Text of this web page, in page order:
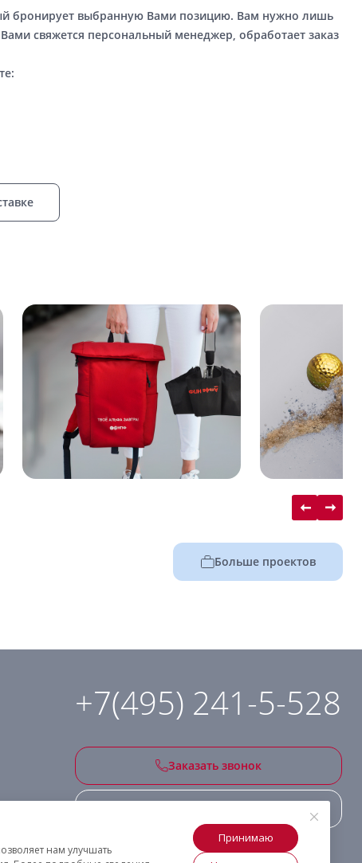
бронирует выбранную Вами позицию. Вам нужно лишь
свяжется персональный менеджер, обработает заказ
Больше проектов
+7(495) 241-5-528
Заказать звонок
нам улучшать
Принимаю